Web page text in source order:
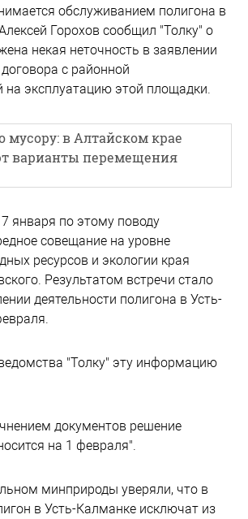
обслуживанием полигона в
Горохов сообщил "Толку" о
некая неточность в заявлении
с районной
на эксплуатацию этой площадки.
мусору: в Алтайском крае
варианты перемещения
января по этому поводу
совещание на уровне
ресурсов и экологии края
Результатом встречи стало
деятельности полигона в Усть-
"Толку" эту информацию
документов решение
на 1 февраля".
минприроды уверяли, что в
в Усть-Калманке исключат из